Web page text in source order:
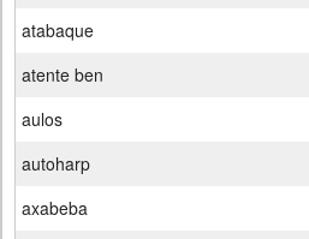
atabaque
atente ben
aulos
autoharp
axabeba